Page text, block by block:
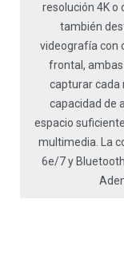
resolución 4K o
también
videografía con
frontal,
capturar cada
capacidad de
espacio
multimedia. La
6e/7 y